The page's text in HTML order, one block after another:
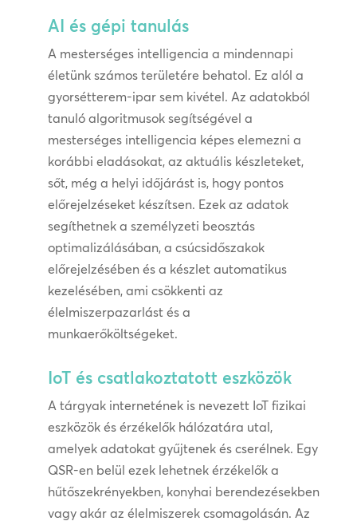
AI és gépi tanulás
A mesterséges intelligencia a mindennapi
életünk számos területére behatol. Ez alól a
gyorsétterem-ipar sem kivétel. Az adatokból
tanuló algoritmusok segítségével a
mesterséges intelligencia képes elemezni a
korábbi eladásokat, az aktuális készleteket,
sőt, még a helyi időjárást is, hogy pontos
előrejelzéseket készítsen. Ezek az adatok
segíthetnek a személyzeti beosztás
optimalizálásában, a csúcsidőszakok
előrejelzésében és a készlet automatikus
kezelésében, ami csökkenti az
élelmiszerpazarlást és a
munkaerőköltségeket.
IoT és csatlakoztatott eszközök
A tárgyak internetének is nevezett IoT fizikai
eszközök és érzékelők hálózatára utal,
amelyek adatokat gyűjtenek és cserélnek. Egy
QSR-en belül ezek lehetnek érzékelők a
hűtőszekrényekben, konyhai berendezésekben
vagy akár az élelmiszerek csomagolásán. Az